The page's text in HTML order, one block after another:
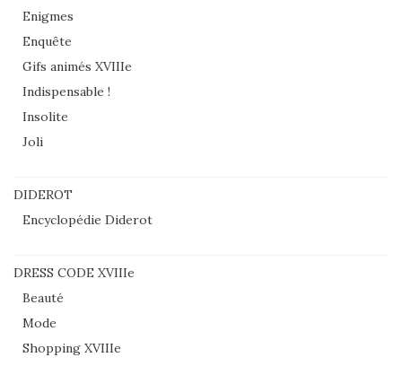
Enigmes
Enquête
Gifs animés XVIIIe
Indispensable !
Insolite
Joli
DIDEROT
Encyclopédie Diderot
DRESS CODE XVIIIe
Beauté
Mode
Shopping XVIIIe